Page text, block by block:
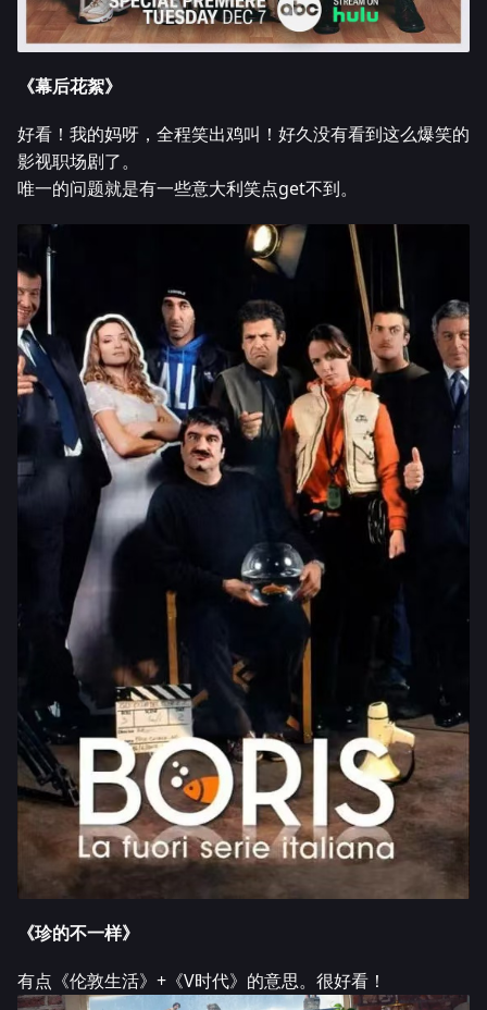
《幕后花絮》
好看！我的妈呀，全程笑出鸡叫！好久没有看到这么爆笑的
影视职场剧了。
唯一的问题就是有一些意大利笑点get不到。
《珍的不一样》
有点《伦敦生活》+《V时代》的意思。很好看！